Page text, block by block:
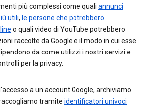
più complessi come quali annunci
utili, le persone che potrebbero
o quali video di YouTube potrebbero
raccolte da Google e il modo in cui esse
da come utilizzi i nostri servizi e
per la privacy.
a un account Google, archiviamo
tramite identificatori univoci